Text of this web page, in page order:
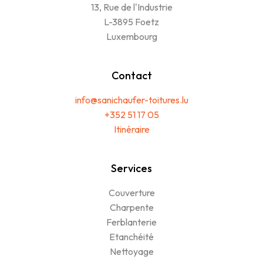
13, Rue de l'Industrie
L-3895 Foetz
Luxembourg
Contact
info@sanichaufer-toitures.lu
+352 51 17 05
Itinéraire
Services
Couverture
Charpente
Ferblanterie
Etanchéité
Nettoyage